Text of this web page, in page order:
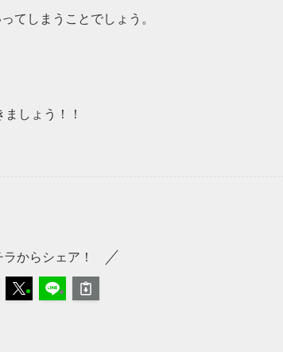
てしまうことでしょう。
しょう！！
ラからシェア！